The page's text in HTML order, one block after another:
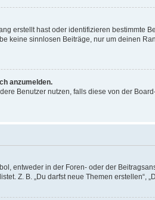
erstellt hast oder identifizieren bestimmte
keine sinnlosen Beiträge, nur um deinen
anzumelden.
Benutzer nutzen, falls diese von der
entweder in der Foren- oder der
Z. B. „Du darfst neue Themen erstellen“,